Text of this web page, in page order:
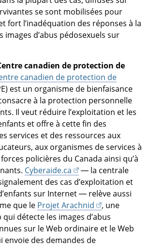
se sont mobilisées pour
fort l’inadéquation des réponses à la
d’abus pédosexuels sur
canadien de protection de
canadien de protection de
est un organisme de bienfaisance
à la protection personnelle
Il veut réduire l’exploitation et les
et offre à cette fin des
services et des ressources aux
aux organismes de services à
policières du Canada ainsi qu’à
Cyberaide.ca
— la centrale
des cas d’exploitation et
sur Internet — relève aussi
que le Projet Arachnid
, une
détecte les images d’abus
sur le Web ordinaire et le Web
envoie des demandes de